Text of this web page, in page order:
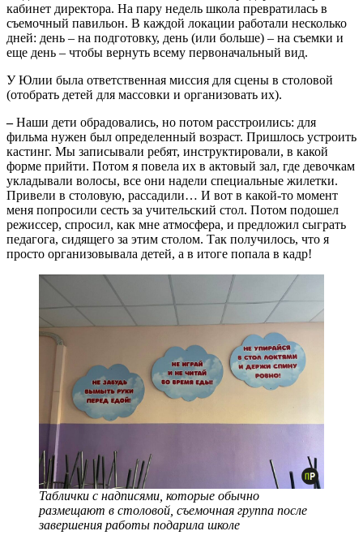
кабинет директора. На пару недель школа превратилась в
съемочный павильон. В каждой локации работали несколько
дней: день – на подготовку, день (или больше) – на съемки и
еще день – чтобы вернуть всему первоначальный вид.
У Юлии была ответственная миссия для сцены в столовой
(отобрать детей для массовки и организовать их).
–Наши дети обрадовались, но потом расстроились: для
фильма нужен был определенный возраст. Пришлось устроить
кастинг. Мы записывали ребят, инструктировали, в какой
форме прийти. Потом я повела их в актовый зал, где девочкам
укладывали волосы, все они надели специальные жилетки.
Привели в столовую, рассадили… И вот в какой-то момент
меня попросили сесть за учительский стол. Потом подошел
режиссер, спросил, как мне атмосфера, и предложил сыграть
педагога, сидящего за этим столом. Так получилось, что я
просто организовывала детей, а в итоге попала в кадр!
Таблички с надписями, которые обычно
размещают в столовой, съемочная группа после
завершения работы подарила школе